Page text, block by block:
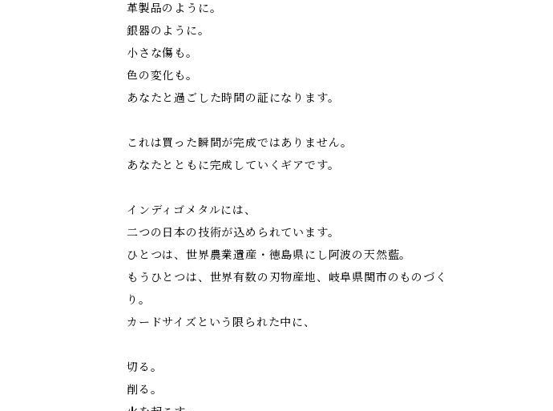
革製品のように。
銀器のように。
小さな傷も。
色の変化も。
あなたと過ごした時間の証になります。
これは買った瞬間が完成ではありません。
あなたとともに完成していくギアです。
インディゴメタルには、
二つの日本の技術が込められています。
ひとつは、世界農業遺産・徳島県にし阿波の天然藍。
もうひとつは、世界有数の刃物産地、岐阜県関市のものづく
り。
カードサイズという限られた中に、
切る。
削る。